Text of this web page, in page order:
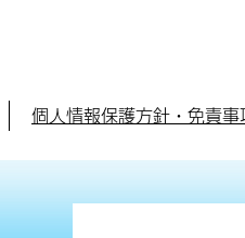
個人情報保護方針・免責事